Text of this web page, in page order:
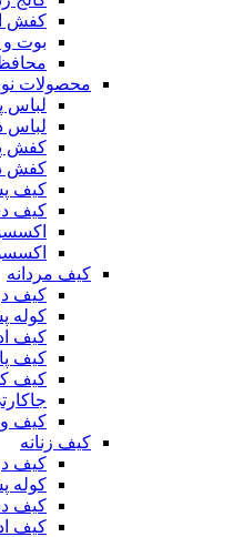
کفش
بوت و
محصولات
لباس
لباس
کفش
کفش
کیف
کیف
کیف مردانه
کیف
کوله
کیف
کیف
کیف
کیف و
کیف زنانه
کیف
کوله
کیف
کیف